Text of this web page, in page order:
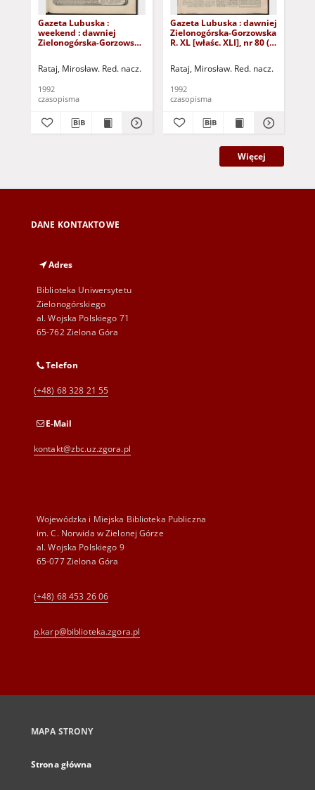
Gazeta Lubuska :
weekend : dawniej
Zielonogórska-Gorzowska
Rataj, Mirosław. Red. nacz.
1992
czasopisma
Gazeta Lubuska : dawniej
Zielonogórska-Gorzowska
R. XL [właśc. XLI], nr 80 (3
Rataj, Mirosław. Red. nacz.
1992
czasopisma
Więcej
DANE KONTAKTOWE
Adres
Biblioteka Uniwersytetu
Zielonogórskiego
al. Wojska Polskiego 71
65-762 Zielona Góra
Telefon
(+48) 68 328 21 55
E-Mail
kontakt@zbc.uz.zgora.pl
Wojewódzka i Miejska Biblioteka Publiczna
im. C. Norwida w Zielonej Górze
al. Wojska Polskiego 9
65-077 Zielona Góra
(+48) 68 453 26 06
p.karp@biblioteka.zgora.pl
MAPA STRONY
Strona główna